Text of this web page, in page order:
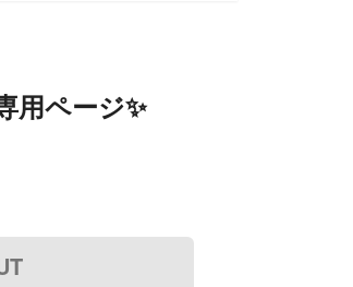
用ページ✨